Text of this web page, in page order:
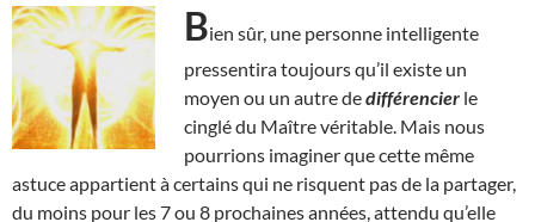
Bien sûr, une personne intelligente
pressentira toujours qu’il existe un
moyen ou un autre dedifférencier le
cinglé du Maître véritable. Mais nous
pourrions imaginer que cette même
astuce appartient à certains qui ne risquent pas de la partager,
du moins pour les 7 ou 8 prochaines années, attendu qu’elle